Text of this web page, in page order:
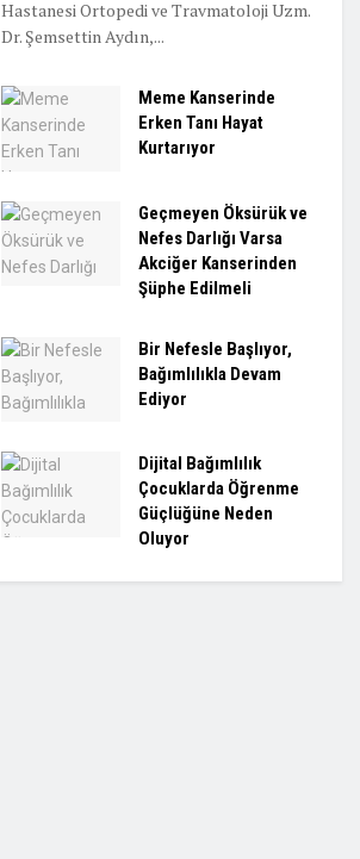
Hastanesi Ortopedi ve Travmatoloji Uzm.
Dr. Şemsettin Aydın,...
Meme Kanserinde
Erken Tanı Hayat
Kurtarıyor
Geçmeyen Öksürük ve
Nefes Darlığı Varsa
Akciğer Kanserinden
Şüphe Edilmeli
Bir Nefesle Başlıyor,
Bağımlılıkla Devam
Ediyor
Dijital Bağımlılık
Çocuklarda Öğrenme
Güçlüğüne Neden
Oluyor